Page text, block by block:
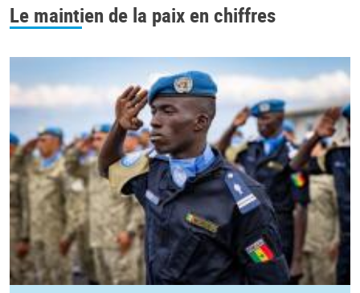
−
Le maintien de la paix en chiffres